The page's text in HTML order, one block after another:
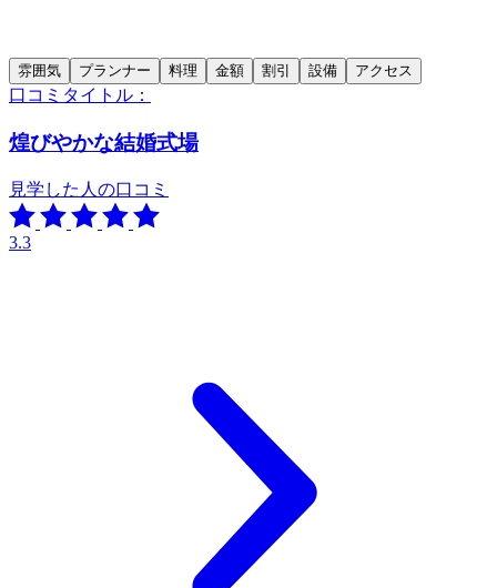
雰囲気 プランナー 料理 金額 割引 設備 アクセス
口コミタイトル：
煌びやかな結婚式場
見学した人の口コミ
3.3